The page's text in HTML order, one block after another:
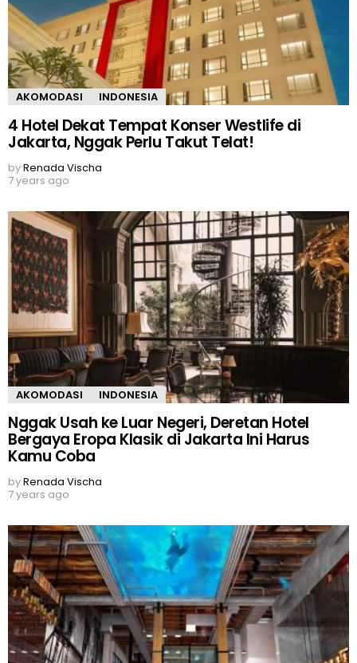
AKOMODASI INDONESIA
4 Hotel Dekat Tempat Konser Westlife di
Jakarta, Nggak Perlu Takut Telat!
byRenada Vischa
7 years ago
AKOMODASI INDONESIA
Nggak Usah ke Luar Negeri, Deretan Hotel
Bergaya Eropa Klasik di Jakarta Ini Harus
Kamu Coba
byRenada Vischa
7 years ago